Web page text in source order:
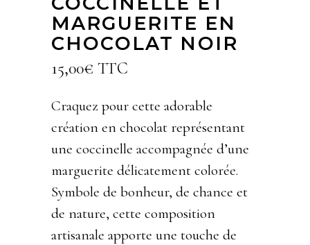
MARGUERITE EN
CHOCOLAT NOIR
15,00€ TTC
Craquez pour cette adorable
création en chocolat représentant
une coccinelle accompagnée d’une
marguerite délicatement colorée.
Symbole de bonheur, de chance et
de nature, cette composition
artisanale apporte une touche de